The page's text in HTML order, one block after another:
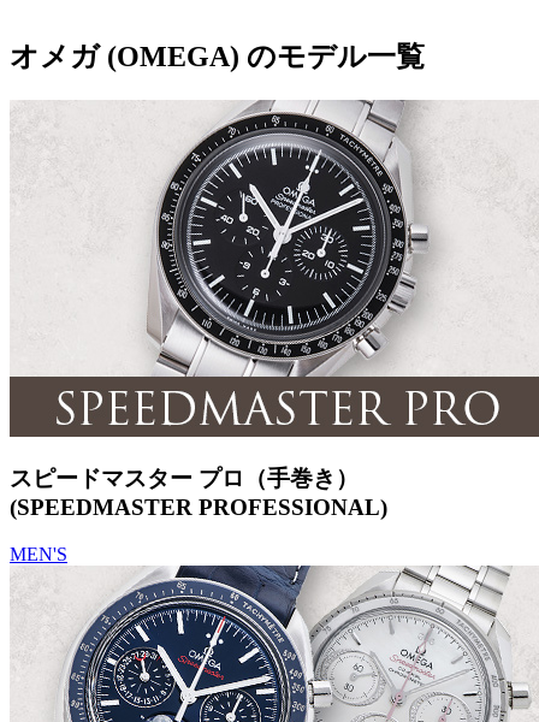
オメガ (OMEGA) のモデル一覧
スピードマスター プロ（手巻き）
(SPEEDMASTER PROFESSIONAL)
MEN'S